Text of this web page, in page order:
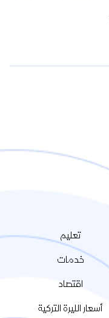
تعليم
خدمات
اقتصاد
أسعار الليرة التركية